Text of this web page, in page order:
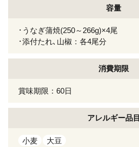
容量
･うなぎ蒲焼(250～266g)×4尾
･添付たれ､山椒：各4尾分
消費期限
賞味期限：60日
アレルギー品目
小麦 大豆